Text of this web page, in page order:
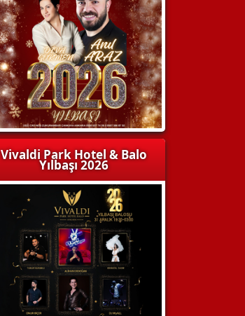
Vivaldi Park Hotel & Balo
Yılbaşı 2026